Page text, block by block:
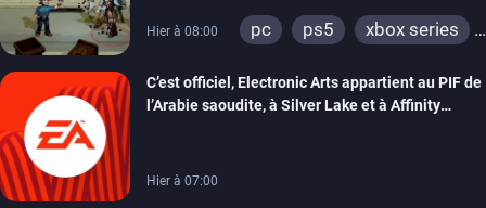
Hier à 08:00 pc ps5
xbox series
C’est officiel, Electronic Arts appartient au PIF de
l’Arabie saoudite, à Silver Lake et à Affinity
Hier à 07:00